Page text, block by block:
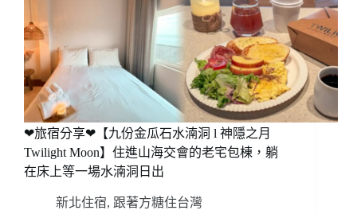
❤旅宿分享❤【九份金瓜石水湳洞 l 神隱之月
Twilight Moon】住進山海交會的老宅包棟，躺
在床上等一場水湳洞日出
新北住宿, 跟著方糖住台灣